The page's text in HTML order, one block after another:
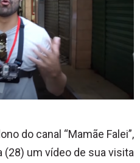
do canal “Mamãe Falei”,
um vídeo de sua visita